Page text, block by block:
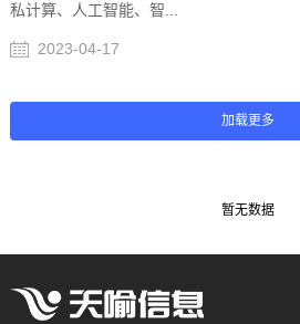
027 - 87920300
联系天喻